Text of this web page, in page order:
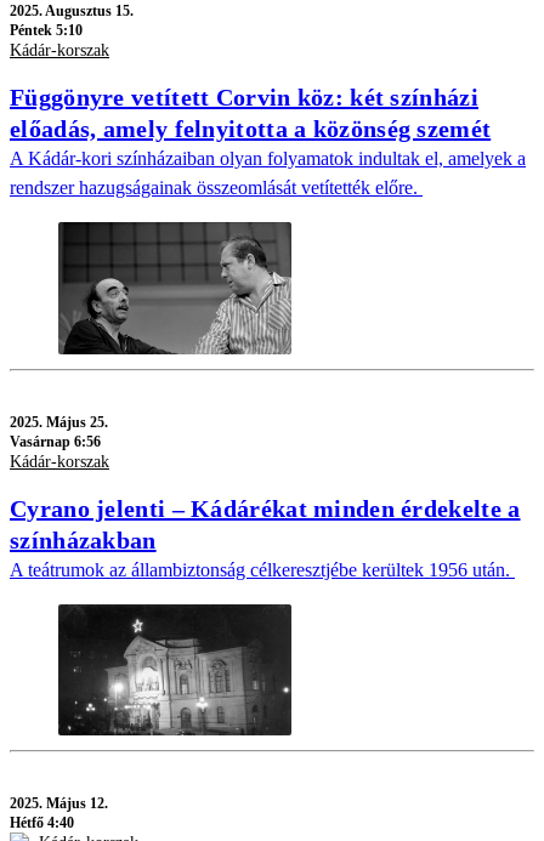
2025.Augusztus 15.
Péntek 5:10
Kádár-korszak
Függönyre vetített Corvin köz: két színházi
előadás, amely felnyitotta a közönség szemét
A Kádár-kori színházaiban olyan folyamatok indultak el, amelyek a
rendszer hazugságainak összeomlását vetítették előre.
2025. Május 25.
Vasárnap 6:56
Kádár-korszak
Cyrano jelenti – Kádárékat minden érdekelte a
színházakban
A teátrumok az állambiztonság célkeresztjébe kerültek 1956 után.
2025. Május 12.
Hétfő 4:40